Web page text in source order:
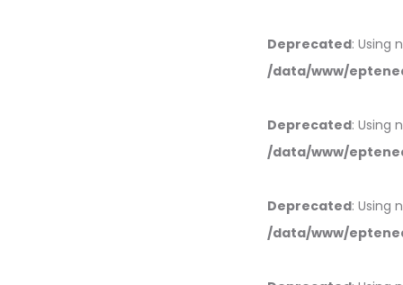
Deprecated: Using
/data/www/
Deprecated: Using
/data/www/
Deprecated: Using
/data/www/